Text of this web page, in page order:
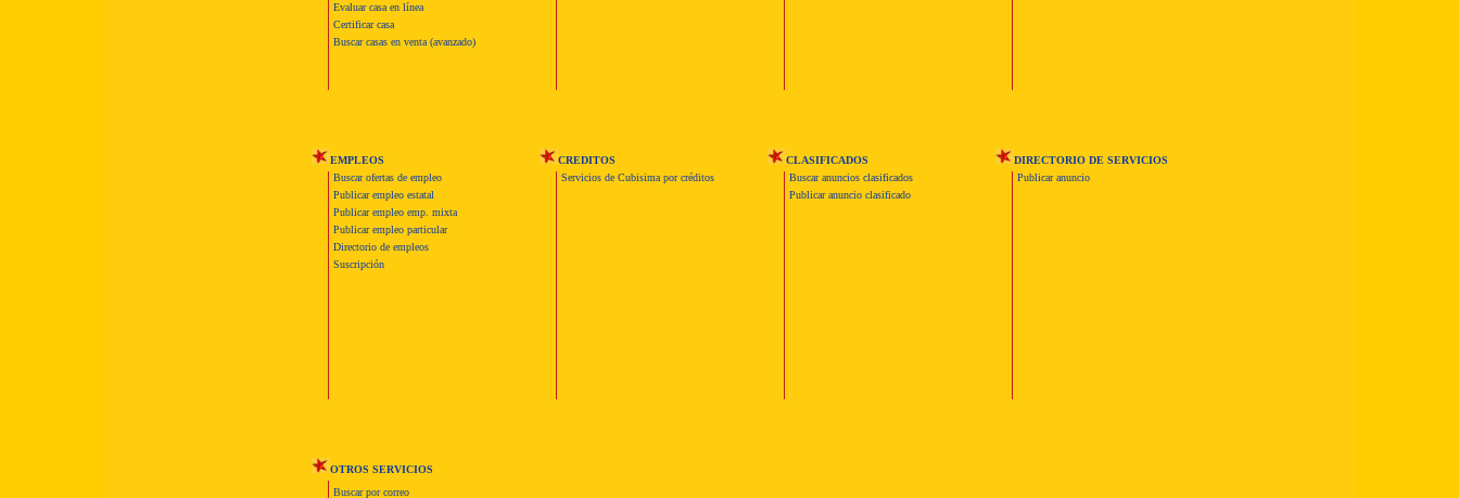
Evaluar casa en línea
Certificar casa
Buscar casas en venta (avanzado)
EMPLEOS
Buscar ofertas de empleo
Publicar empleo estatal
Publicar empleo emp. mixta
Publicar empleo particular
Directorio de empleos
Suscripción
CREDITOS
Servicios de Cubisima por créditos
CLASIFICADOS
Buscar anuncios clasificados
Publicar anuncio clasificado
DIRECTORIO DE SERVICIOS
Publicar anuncio
OTROS SERVICIOS
Buscar por correo